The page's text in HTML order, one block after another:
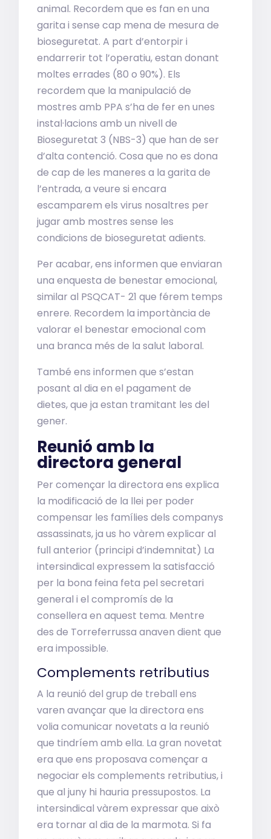
animal. Recordem que es fan en una
garita i sense cap mena de mesura de
bioseguretat. A part d’entorpir i
endarrerir tot l’operatiu, estan donant
moltes errades (80 o 90%). Els
recordem que la manipulació de
mostres amb PPA s’ha de fer en unes
instal·lacions amb un nivell de
Bioseguretat 3 (NBS-3) que han de ser
d’alta contenció. Cosa que no es dona
de cap de les maneres a la garita de
l’entrada, a veure si encara
escamparem els virus nosaltres per
jugar amb mostres sense les
condicions de bioseguretat adients.
Per acabar, ens informen que enviaran
una enquesta de benestar emocional,
similar al PSQCAT- 21 que férem temps
enrere. Recordem la importància de
valorar el benestar emocional com
una branca més de la salut laboral.
També ens informen que s’estan
posant al dia en el pagament de
dietes, que ja estan tramitant les del
gener.
Reunió amb la
directora general
Per començar la directora ens explica
la modificació de la llei per poder
compensar les famílies dels companys
assassinats, ja us ho vàrem explicar al
full anterior (principi d’indemnitat) La
intersindical expressem la satisfacció
per la bona feina feta pel secretari
general i el compromís de la
consellera en aquest tema. Mentre
des de Torreferrussa anaven dient que
era impossible.
Complements retributius
A la reunió del grup de treball ens
varen avançar que la directora ens
volia comunicar novetats a la reunió
que tindríem amb ella. La gran novetat
era que ens proposava començar a
negociar els complements retributius, i
que al juny hi hauria pressupostos. La
intersindical vàrem expressar que això
era tornar al dia de la marmota. Si fa